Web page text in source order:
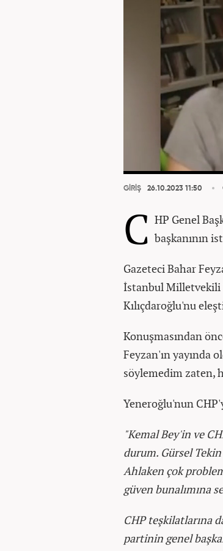
GİRİŞ 26.10.2023 11:50
C HP Genel
başkanının
Gazeteci Bahar
İstanbul Milletvekili
Kılıçdaroğlu'nu
Konuşmasından
Feyzan'ın yayında
söylemedim zaten,
Yeneroğlu'nun
"Kemal Bey'in ve
durum. Gürsel
Ahlaken çok
güven bunalımına
CHP teşkilatlarına
partinin genel